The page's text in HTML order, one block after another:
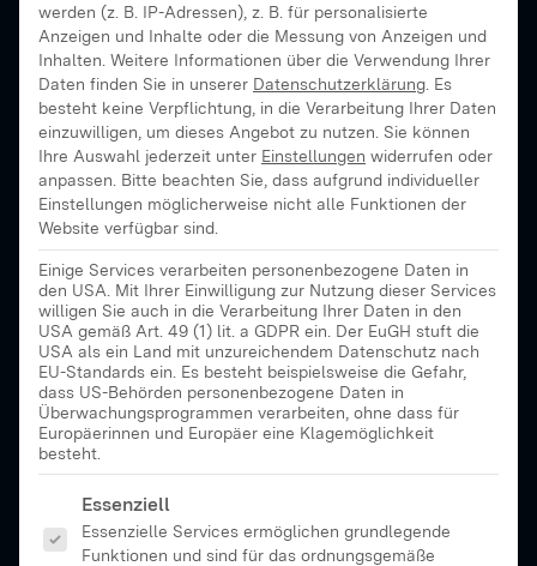
werden (z. B. IP-Adressen), z. B. für personalisierte
Anzeigen und Inhalte oder die Messung von Anzeigen und
Inhalten. Weitere Informationen über die Verwendung Ihrer
Daten finden Sie in unserer Datenschutzerklärung Es
besteht keine Verpflichtung, in die Verarbeitung Ihrer Daten
einzuwilligen, um dieses Angebot zu nutzen. Sie können
Ihre Auswahl jederzeit unter Einstellungen widerrufen oder
anpassen. Bitte beachten Sie, dass aufgrund individueller
Einstellungen möglicherweise nicht alle Funktionen der
Website verfügbar sind.
Einige Services verarbeiten personenbezogene Daten in
den USA. Mit Ihrer Einwilligung zur Nutzung dieser Services
willigen Sie auch in die Verarbeitung Ihrer Daten in den
USA gemäß Art. 49 (1) lit. a GDPR ein. Der EuGH stuft die
USA als ein Land mit unzureichendem Datenschutz nach
EU-Standards ein. Es besteht beispielsweise die Gefahr,
dass US-Behörden personenbezogene Daten in
Überwachungsprogrammen verarbeiten, ohne dass für
Europäerinnen und Europäer eine Klagemöglichkeit
besteht.
Es folgt eine Liste der Service-Gruppen, für die eine
Essenziell
Essenzielle Services ermöglichen grundlegende
Funktionen und sind für das ordnungsgemäße